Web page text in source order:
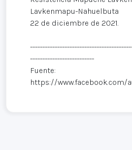
Lavkenmapu-Nahuelbuta
22 de diciembre de 2021.
--------------------------
Fuente:
https://www.facebook.com/